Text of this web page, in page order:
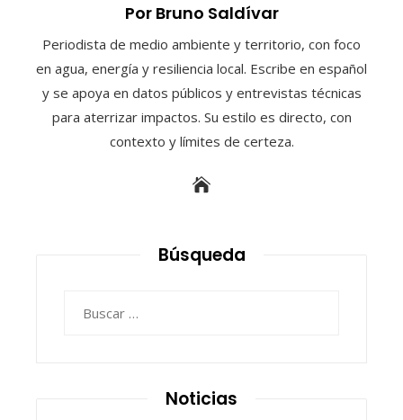
Por Bruno Saldívar
Periodista de medio ambiente y territorio, con foco
en agua, energía y resiliencia local. Escribe en español
y se apoya en datos públicos y entrevistas técnicas
para aterrizar impactos. Su estilo es directo, con
contexto y límites de certeza.
Búsqueda
Noticias